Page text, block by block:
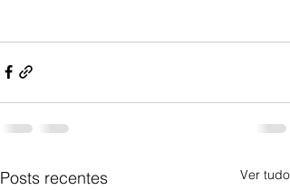
Posts recentes Ver tudo